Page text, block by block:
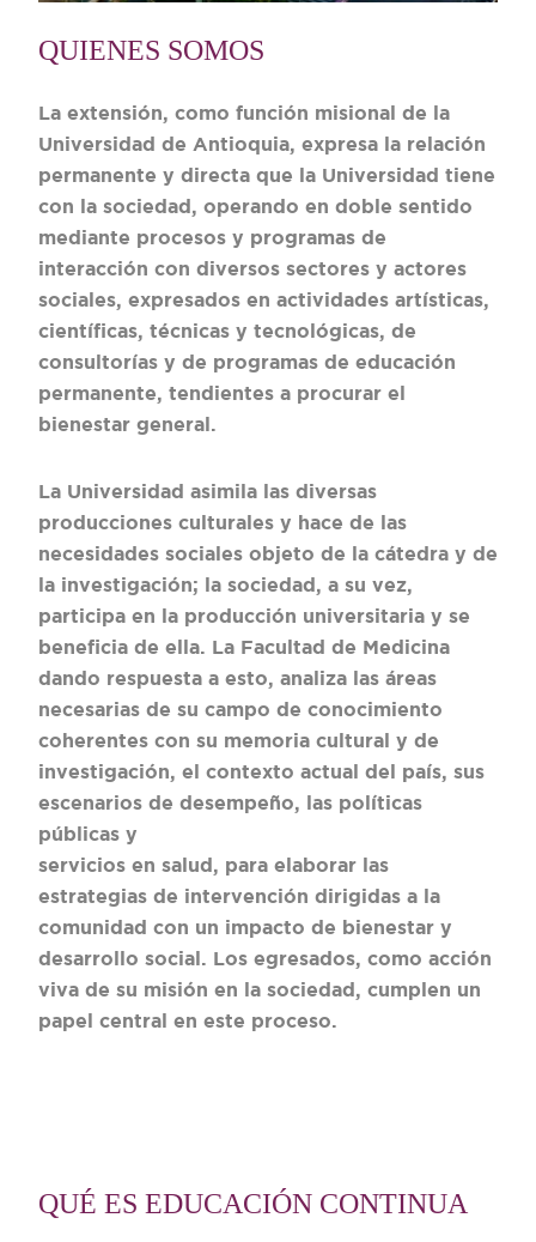
QUIENES SOMOS
La extensión, como función misional de la
Universidad de Antioquia, expresa la relación
permanente y directa que la Universidad tiene
con la sociedad, operando en doble sentido
mediante procesos y programas de
interacción con diversos sectores y actores
sociales, expresados en actividades artísticas,
científicas, técnicas y tecnológicas, de
consultorías y de programas de educación
permanente, tendientes a procurar el
bienestar general.
La Universidad asimila las diversas
producciones culturales y hace de las
necesidades sociales objeto de la cátedra y de
la investigación; la sociedad, a su vez,
participa en la producción universitaria y se
beneficia de ella. La Facultad de Medicina
dando respuesta a esto, analiza las áreas
necesarias de su campo de conocimiento
coherentes con su memoria cultural y de
investigación, el contexto actual del país, sus
escenarios de desempeño, las políticas
públicas y
servicios en salud, para elaborar las
estrategias de intervención dirigidas a la
comunidad con un impacto de bienestar y
desarrollo social. Los egresados, como acción
viva de su misión en la sociedad, cumplen un
papel central en este proceso.
QUÉ ES EDUCACIÓN CONTINUA